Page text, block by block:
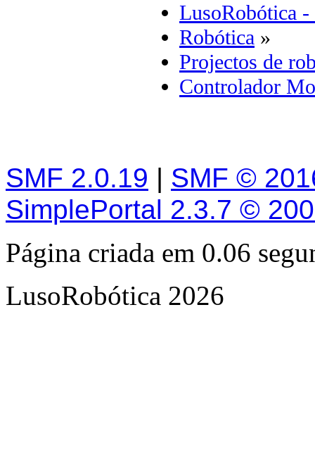
LusoRobótica -
Robótica »
Projectos de
Controlador
SMF 2.0.19 | SMF ©
SimplePortal 2.3.7 ©
Página criada em 0.06
LusoRobótica 2026